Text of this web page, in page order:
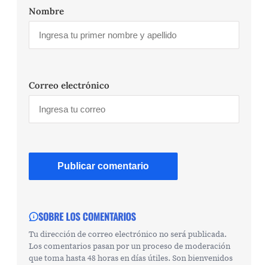
Nombre
Correo electrónico
SOBRE LOS COMENTARIOS
Tu dirección de correo electrónico no será publicada.
Los comentarios pasan por un proceso de moderación
que toma hasta 48 horas en días útiles. Son bienvenidos